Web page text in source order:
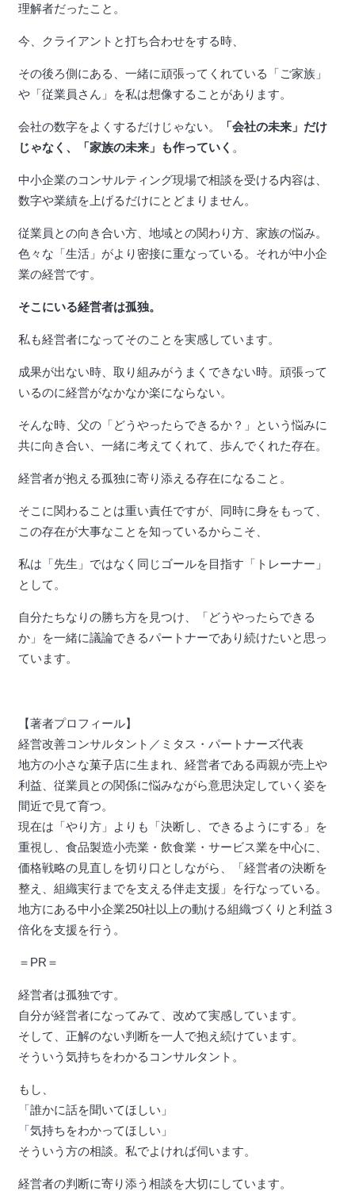
理解者だったこと。
今、クライアントと打ち合わせをする時、
その後ろ側にある、一緒に頑張ってくれている「ご家族」
や「従業員さん」を私は想像することがあります。
会社の数字をよくするだけじゃない。
「会社の未来」だけ
じゃなく、「家族の未来」も作っていく 。
中小企業のコンサルティング現場で相談を受ける内容は、
数字や業績を上げるだけにとどまりません。
従業員との向き合い方、地域との関わり方、家族の悩み。
色々な「生活」がより密接に重なっている。それが中小企
業の経営です。
そこにいる経営者は孤独。
私も経営者になってそのことを実感しています。
成果が出ない時、取り組みがうまくできない時。頑張って
いるのに経営がなかなか楽にならない。
そんな時、父の「どうやったらできるか？」という悩みに
共に向き合い、一緒に考えてくれて、歩んでくれた存在。
経営者が抱える孤独に寄り添える存在になること。
そこに関わることは重い責任ですが、同時に身をもって、
この存在が大事なことを知っているからこそ、
私は「先生」ではなく同じゴールを目指す「トレーナー」
として。
自分たちなりの勝ち方を見つけ、「どうやったらできる
か」を一緒に議論できるパートナーであり続けたいと思っ
ています。
【著者プロフィール】
経営改善コンサルタント／ミタス・パートナーズ代表
地方の小さな菓子店に生まれ、経営者である両親が売上や
利益、従業員との関係に悩みながら意思決定していく姿を
間近で見て育つ。
現在は「やり方」よりも「決断し、できるようにする」を
重視し、食品製造小売業・飲食業・サービス業を中心に、
価格戦略の見直しを切り口としながら、「経営者の決断を
整え、組織実行までを支える伴走支援」を行なっている。
地方にある中小企業250社以上の動ける組織づくりと利益３
倍化を支援を行う。
＝PR＝
経営者は孤独です。
自分が経営者になってみて、改めて実感しています。
そして、正解のない判断を一人で抱え続けています。
そういう気持ちをわかるコンサルタント。
もし、
「誰かに話を聞いてほしい」
「気持ちをわかってほしい」
そういう方の相談。私でよければ伺います。
経営者の判断に寄り添う相談を大切にしています。